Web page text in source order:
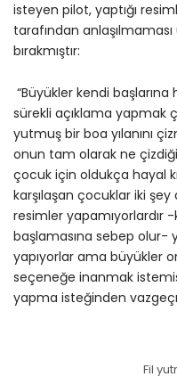
isteyen pilot, yaptığı
tarafından
bırakmıştır:
“Büyükler kendi
sürekli açıklama yapmak
yutmuş bir boa yılanını
onun tam olarak ne
çocuk için oldukça hayal
karşılaşan çocuklar iki
resimler yapamıyorlardır
başlamasına sebep olur-
yapıyorlar ama büyükler
seçeneğe inanmak
yapma isteğinden
Fil